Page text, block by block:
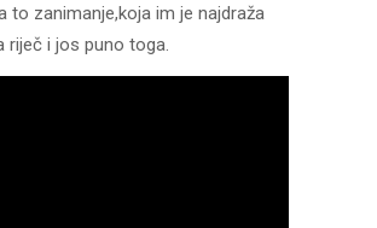
to zanimanje,koja im je najdraža
riječ i jos puno toga.